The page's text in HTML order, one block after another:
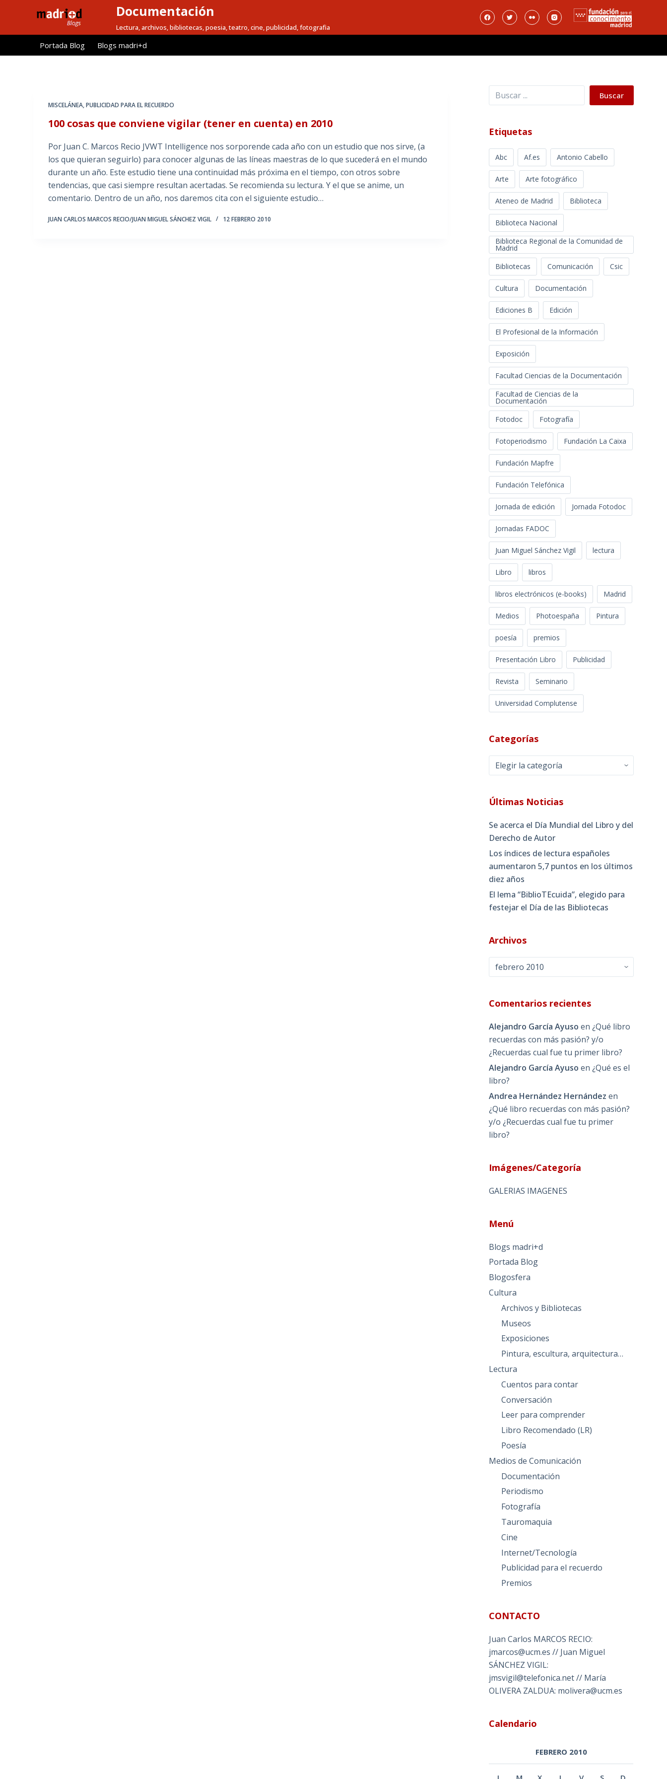
l
Documentación
Lectura, archivos, bibliotecas, poesia, teatro, cine, publicidad, fotografia
Portada Blog Blogs madri+d
MISCELÁNEA,PUBLICIDAD PARA EL RECUERDO
100 cosas que conviene vigilar (tener en cuenta) en 2010
Por Juan C. Marcos Recio JVWT Intelligence nos sorporende cada año con un estudio que nos sirve, (a
los que quieran seguirlo) para conocer algunas de las líneas maestras de lo que sucederá en el mundo
durante un año. Este estudio tiene una continuidad más próxima en el tiempo, con otros sobre
tendencias, que casi siempre resultan acertadas. Se recomienda su lectura. Y el que se anime, un
comentario. Dentro de un año, nos daremos cita con el siguiente estudio…
JUAN CARLOS MARCOS RECIO/JUAN MIGUEL SÁNCHEZ VIGIL 12 FEBRERO 2010
Buscar Buscar
Etiquetas
Abc Af.es Antonio Cabello
Arte Arte fotográfico
Ateneo de Madrid Biblioteca
Biblioteca Nacional
Biblioteca Regional de la Comunidad de
Madrid
Bibliotecas
Comunicación Csic
Cultura Documentación
Ediciones B Edición
El Profesional de la Información
Exposición
Facultad Ciencias de la Documentación
Facultad de Ciencias de la
Documentación
Fotodoc
Fotografía
Fotoperiodismo Fundación La Caixa
Fundación Mapfre
Fundación Telefónica
Jornada de edición Jornada Fotodoc
Jornadas FADOC
Juan Miguel Sánchez Vigil lectura
Libro libros
libros electrónicos (e-books) Madrid
Medios Photoespaña Pintura
poesía premios
Presentación Libro Publicidad
Revista Seminario
Universidad Complutense
Categorías
Categorías
Últimas Noticias
Se acerca el Día Mundial del Libro y del
Derecho de Autor
Los índices de lectura españoles
aumentaron 5,7 puntos en los últimos
diez años
El lema “BiblioTEcuida”, elegido para
festejar el Día de las Bibliotecas
Archivos
Archivos
Comentarios recientes
Alejandro García Ayuso en¿Qué libro
recuerdas con más pasión? y/o
¿Recuerdas cual fue tu primer libro?
Alejandro García Ayuso en¿Qué es el
libro?
Andrea Hernández Hernández en
¿Qué libro recuerdas con más pasión?
y/o ¿Recuerdas cual fue tu primer
libro?
Imágenes/Categoría
GALERIAS IMAGENES
Menú
Blogs madri+d
Portada Blog
Blogosfera
Cultura
Archivos y Bibliotecas
Museos
Exposiciones
Pintura, escultura, arquitectura…
Lectura
Cuentos para contar
Conversación
Leer para comprender
Libro Recomendado (LR)
Poesía
Medios de Comunicación
Documentación
Periodismo
Fotografía
Tauromaquia
Cine
Internet/Tecnología
Publicidad para el recuerdo
Premios
CONTACTO
Juan Carlos MARCOS RECIO:
jmarcos@ucm.es // Juan Miguel
SÁNCHEZ VIGIL:
jmsvigil@telefonica.net // María
OLIVERA ZALDUA: molivera@ucm.es
Calendario
FEBRERO 2010